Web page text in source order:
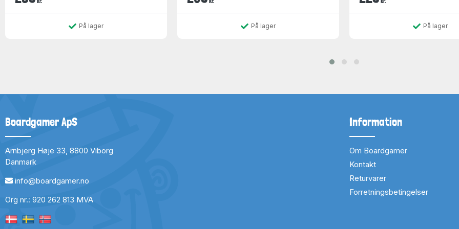
På lager På lager På lager
Boardgamer ApS
Arnbjerg Høje 33, 8800 Viborg
Danmark
info@boardgamer.no
Org nr.: 920 262 813 MVA
Information
Om Boardgamer
Kontakt
Returvarer
Forretningsbetingelser